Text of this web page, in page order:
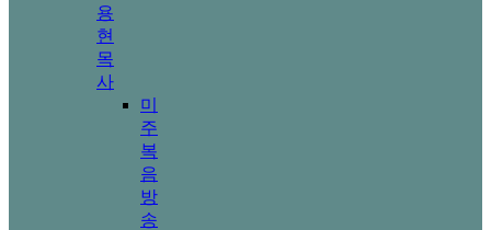
용
현
목
사
미
주
복
음
방
송